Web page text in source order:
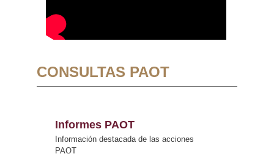
CONSULTAS PAOT
Informes PAOT
Información destacada de las acciones
PAOT